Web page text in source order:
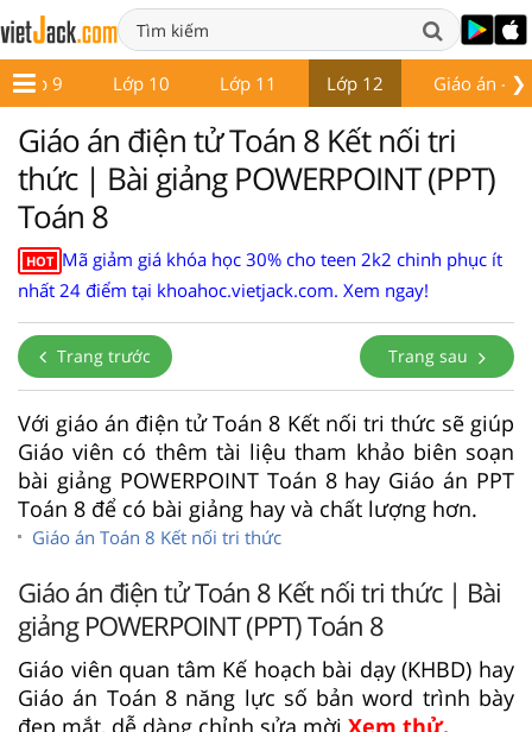
❯
Lớp 9 Lớp 10 Lớp 11 Lớp 12 Giáo án -
Giáo án điện tử Toán 8 Kết nối tri
thức | Bài giảng POWERPOINT (PPT)
Toán 8
HOT Mã giảm giá khóa học 30% cho teen 2k2 chinh phục ít
nhất 24 điểm tại khoahoc.vietjack.com. Xem ngay!
Trang trước Trang sau
Với giáo án điện tử Toán 8 Kết nối tri thức sẽ giúp
Giáo viên có thêm tài liệu tham khảo biên soạn
bài giảng POWERPOINT Toán 8 hay Giáo án PPT
Toán 8 để có bài giảng hay và chất lượng hơn.
Giáo án Toán 8 Kết nối tri thức
Giáo án điện tử Toán 8 Kết nối tri thức | Bài
giảng POWERPOINT (PPT) Toán 8
Giáo viên quan tâm Kế hoạch bài dạy (KHBD) hay
Giáo án Toán 8 năng lực số bản word trình bày
đẹp mắt, dễ dàng chỉnh sửa mời Xem thử.